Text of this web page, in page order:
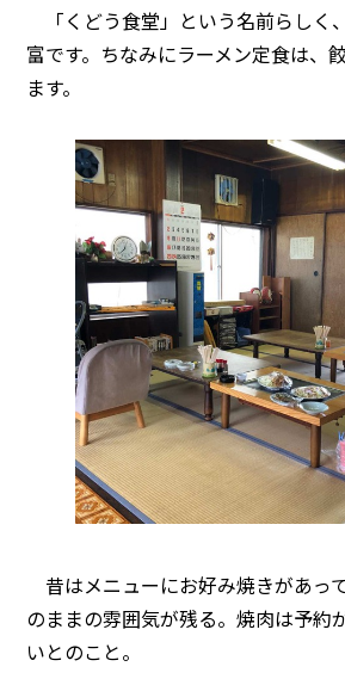
「くどう食堂」という名前らしく
富です。ちなみにラーメン定食は、
ます。
昔はメニューにお好み焼きがあっ
のままの雰囲気が残る。焼肉は予約
いとのこと。